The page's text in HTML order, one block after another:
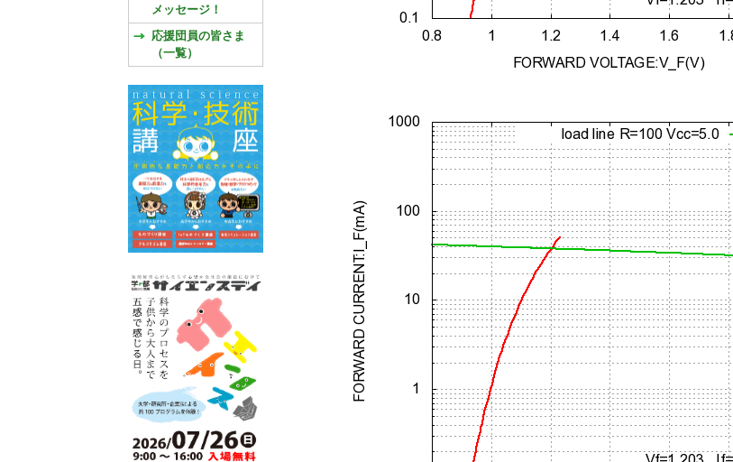
メッセージ！
応援団員の皆さま
（一覧）